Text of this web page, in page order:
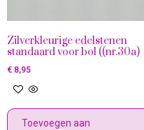
Zilverkleurige edelstenen
standaard voor bol ((nr.30a)
€ 8,95
Toevoegen aan